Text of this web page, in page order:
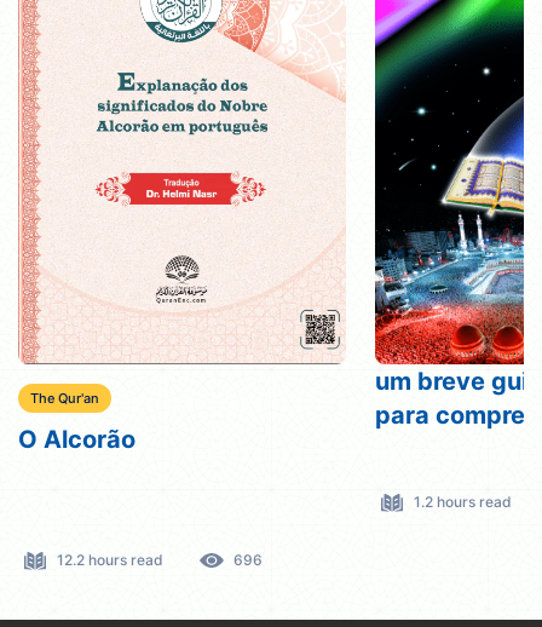
The Qur'an
O Alcorão
12.2 hours read 696
um breve
para
1.2 hours read